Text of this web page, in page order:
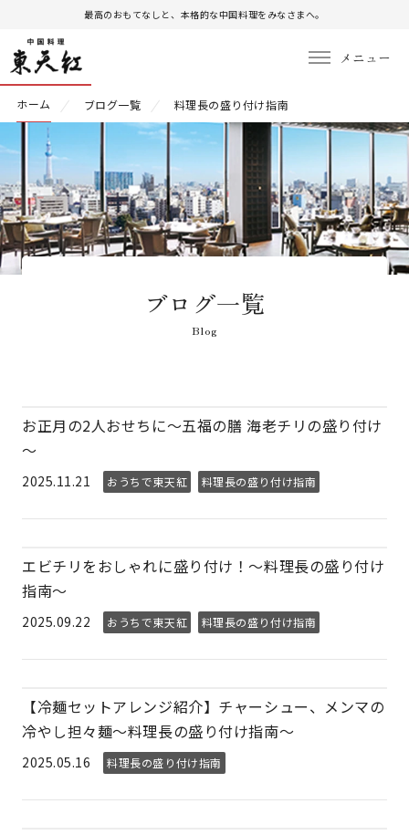
最高のおもてなしと、本格的な中国料理をみなさまへ。
ホーム ブログ一覧 料理長の盛り付け指南
ブログ一覧
Blog
お正月の2人おせちに～五福の膳 海老チリの盛り付け
～
2025.11.21 おうちで東天紅 料理長の盛り付け指南
エビチリをおしゃれに盛り付け！～料理長の盛り付け
指南～
2025.09.22 おうちで東天紅 料理長の盛り付け指南
【冷麺セットアレンジ紹介】チャーシュー、メンマの
冷やし担々麺～料理長の盛り付け指南～
2025.05.16 料理長の盛り付け指南